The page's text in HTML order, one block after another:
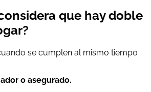
que hay doble
se cumplen al mismo tiempo
o asegurado.